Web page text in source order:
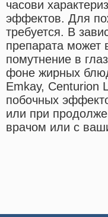
часови
эффектов. Для
требуется. В
препарата может
помутнение в
фоне жирных
Emkay, Centurion
побочных
или при
врачом или с